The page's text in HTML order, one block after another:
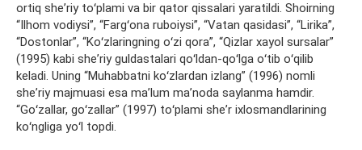
ortiq sheʼriy toʻplami va bir qator qissalari yaratildi. Shoirning
“Ilhom vodiysi”, “Fargʻona ruboiysi”, “Vatan qasidasi”, “Lirika”,
“Dostonlar”, “Koʻzlaringning oʻzi qora”, “Qizlar xayol sursalar”
(1995) kabi sheʼriy guldastalari qoʻldan-qoʻlga oʻtib oʻqilib
keladi. Uning “Muhabbatni koʻzlardan izlang” (1996) nomli
sheʼriy majmuasi esa maʼlum maʼnoda saylanma hamdir.
“Goʻzallar, goʻzallar” (1997) toʻplami sheʼr ixlosmandlarining
koʻngliga yoʻl topdi.